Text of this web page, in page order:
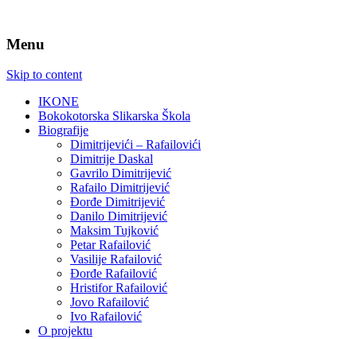
Menu
Skip to content
IKONE
Bokokotorska Slikarska Škola
Biografije
Dimitrijevići – Rafailovići
Dimitrije Daskal
Gavrilo Dimitrijević
Rafailo Dimitrijević
Đorđe Dimitrijević
Danilo Dimitrijević
Maksim Tujković
Petar Rafailović
Vasilije Rafailović
Đorđe Rafailović
Hristifor Rafailović
Jovo Rafailović
Ivo Rafailović
O projektu